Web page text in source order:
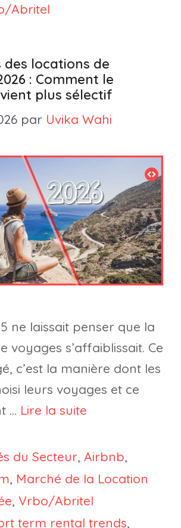
Abritel
des locations de
: Comment le
plus sélectif
par Uvika Wahi
ne laissait penser que la
voyages s’affaiblissait. Ce
c’est la manière dont les
leurs voyages et ce
… Lire la suite
du Secteur, Airbnb,
, Marché de la Location
, Vrbo/Abritel
term rental trends,